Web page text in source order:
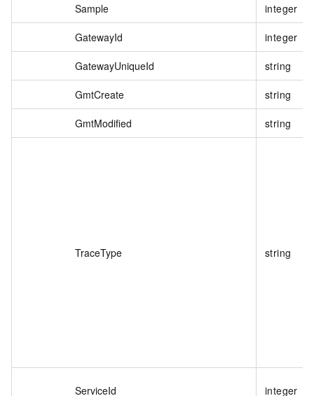
Sample integer
GatewayId integer
GatewayUniqueId string
GmtCreate string
GmtModified string
TraceType string
ServiceId integer